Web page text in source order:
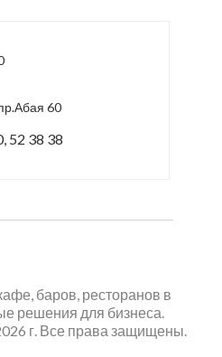
60
52 38 38
баров, ресторанов в
решения для бизнеса.
г. Все права защищены.